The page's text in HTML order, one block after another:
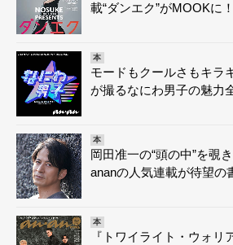
載“ダンエク”がMOOKに！
本
モードもクールさもキラ
が撮るなにわ男子の魅力
本
岡田准一の“頭の中”を覗
ananの人気連載が待望の
本
『トワイライト・ウォリ